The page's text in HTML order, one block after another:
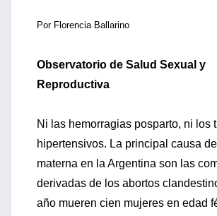
Por Florencia Ballarino
Observatorio de Salud Sexual y
Reproductiva
Ni las hemorragias posparto, ni los
hipertensivos. La principal causa
materna en la Argentina son las
derivadas de los abortos
año mueren cien mujeres en edad